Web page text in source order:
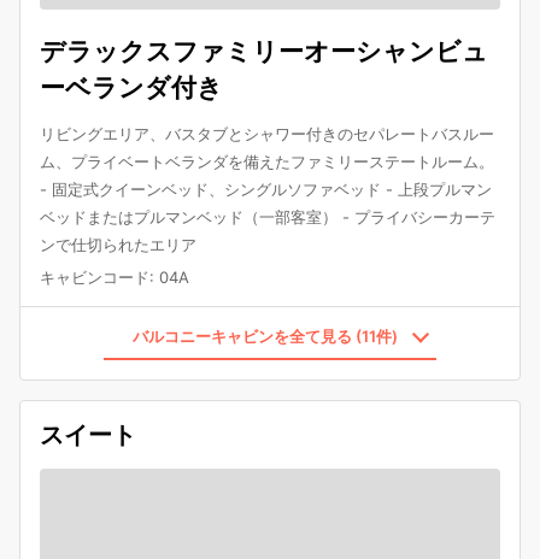
デラックスファミリーオーシャンビュ
ーベランダ付き
リビングエリア、バスタブとシャワー付きのセパレートバスルー
ム、プライベートベランダを備えたファミリーステートルーム。
- 固定式クイーンベッド、シングルソファベッド - 上段プルマン
ベッドまたはプルマンベッド（一部客室） - プライバシーカーテ
ンで仕切られたエリア
キャビンコード: 04A
バルコニーキャビンを全て見る (11件)
スイート